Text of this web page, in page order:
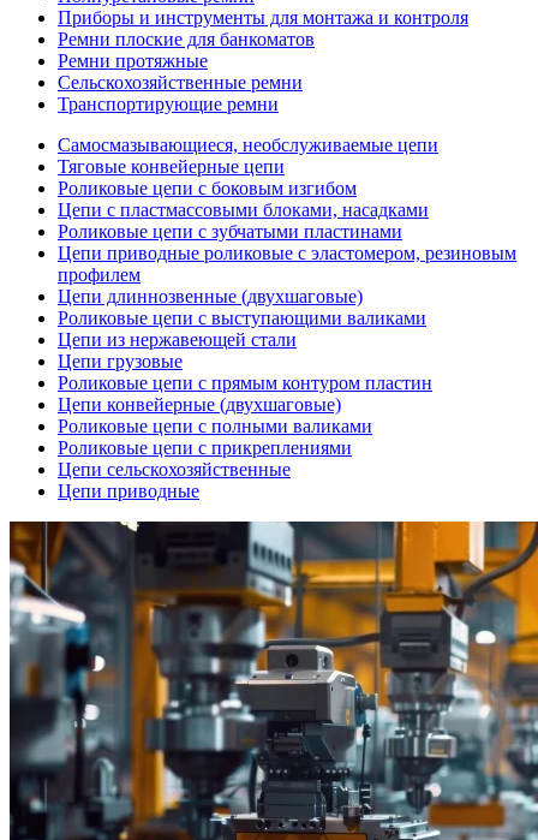
Приборы и инструменты для монтажа и контроля
Ремни плоские для банкоматов
Ремни протяжные
Сельскохозяйственные ремни
Транспортирующие ремни
Самосмазывающиеся, необслуживаемые цепи
Тяговые конвейерные цепи
Роликовые цепи с боковым изгибом
Цепи с пластмассовыми блоками, насадками
Роликовые цепи с зубчатыми пластинами
Цепи приводные роликовые с эластомером, резиновым
профилем
Цепи длиннозвенные (двухшаговые)
Роликовые цепи с выступающими валиками
Цепи из нержавеющей стали
Цепи грузовые
Роликовые цепи с прямым контуром пластин
Цепи конвейерные (двухшаговые)
Роликовые цепи с полными валиками
Роликовые цепи с прикреплениями
Цепи сельскохозяйственные
Цепи приводные